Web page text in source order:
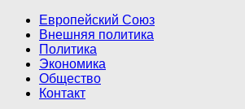
Европейский Союз
Внешняя политика
Политика
Экономика
Общество
Контакт